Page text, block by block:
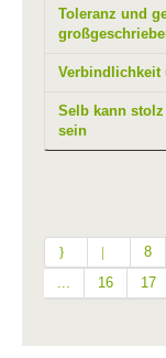
Toleranz und
Verbindlichkeit
Selb kann
sein
8
16 17